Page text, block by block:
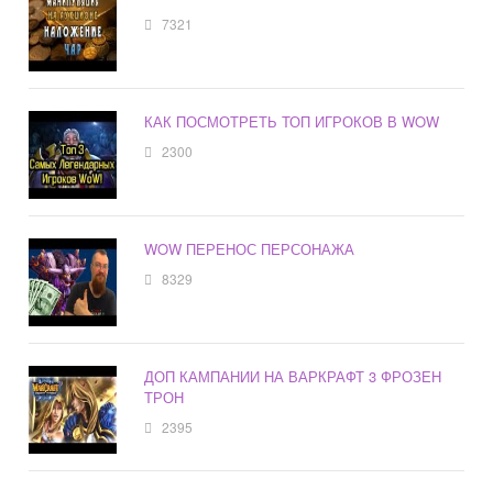
7321
КАК ПОСМОТРЕТЬ ТОП ИГРОКОВ В WOW
2300
WOW ПЕРЕНОС ПЕРСОНАЖА
8329
ДОП КАМПАНИИ НА ВАРКРАФТ 3 ФРОЗЕН
ТРОН
2395